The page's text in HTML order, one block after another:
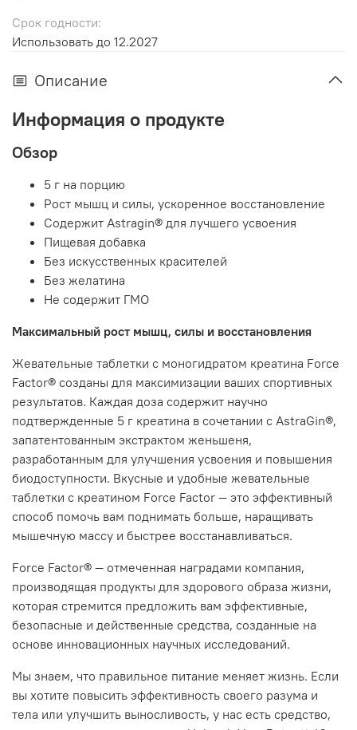
Срок годности:
Использовать до 12.2027
Описание
Информация о продукте
Обзор
5 г на порцию
Рост мышц и силы, ускоренное восстановление
Содержит Astragin® для лучшего усвоения
Пищевая добавка
Без искусственных красителей
Без желатина
Не содержит ГМО
Максимальный рост мышц, силы и восстановления
Жевательные таблетки с моногидратом креатина Force
Factor® созданы для максимизации ваших спортивных
результатов. Каждая доза содержит научно
подтвержденные 5 г креатина в сочетании с AstraGin®,
запатентованным экстрактом женьшеня,
разработанным для улучшения усвоения и повышения
биодоступности. Вкусные и удобные жевательные
таблетки с креатином Force Factor — это эффективный
способ помочь вам поднимать больше, наращивать
мышечную массу и быстрее восстанавливаться.
Force Factor® — отмеченная наградами компания,
производящая продукты для здорового образа жизни,
которая стремится предложить вам эффективные,
безопасные и действенные средства, созданные на
основе инновационных научных исследований.
Мы знаем, что правильное питание меняет жизнь. Если
вы хотите повысить эффективность своего разума и
тела или улучшить выносливость, у нас есть средство,